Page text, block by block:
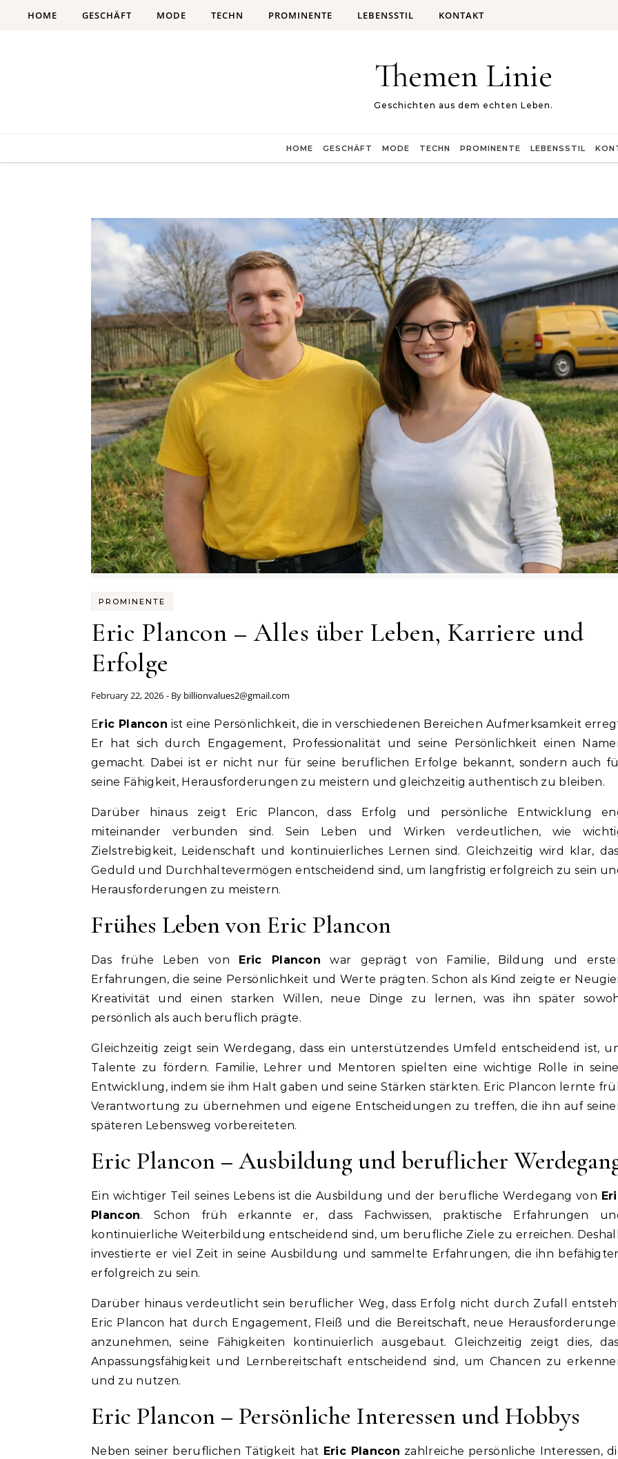
HOME GESCHÄFT MODE TECHN PROMINENTE LEBENSSTIL KONTAKT
Themen Linie
Geschichten aus dem echten Leben.
HOME GESCHÄFT MODE TECHN PROMINENTE LEBENSSTIL
PROMINENTE
Eric Plancon – Alles über Leben, Karriere und
Erfolge
February 22, 2026 - By billionvalues2@gmail.com
Eric Plancon ist eine Persönlichkeit, die in verschiedenen Bereichen Aufmerksamkeit
Er hat sich durch Engagement, Professionalität und seine Persönlichkeit einen
gemacht. Dabei ist er nicht nur für seine beruflichen Erfolge bekannt, sondern auch
seine Fähigkeit, Herausforderungen zu meistern und gleichzeitig authentisch zu bleiben.
Darüber hinaus zeigt Eric Plancon, dass Erfolg und persönliche Entwicklung
miteinander verbunden sind. Sein Leben und Wirken verdeutlichen, wie
Zielstrebigkeit, Leidenschaft und kontinuierliches Lernen sind. Gleichzeitig wird klar,
Geduld und Durchhaltevermögen entscheidend sind, um langfristig erfolgreich zu sein
Herausforderungen zu meistern.
Frühes Leben von Eric Plancon
Das frühe Leben von Eric Plancon war geprägt von Familie, Bildung und
Erfahrungen, die seine Persönlichkeit und Werte prägten. Schon als Kind zeigte er
Kreativität und einen starken Willen, neue Dinge zu lernen, was ihn später
persönlich als auch beruflich prägte.
Gleichzeitig zeigt sein Werdegang, dass ein unterstützendes Umfeld entscheidend ist,
Talente zu fördern. Familie, Lehrer und Mentoren spielten eine wichtige Rolle in
Entwicklung, indem sie ihm Halt gaben und seine Stärken stärkten. Eric Plancon lernte
Verantwortung zu übernehmen und eigene Entscheidungen zu treffen, die ihn auf
späteren Lebensweg vorbereiteten.
Eric Plancon – Ausbildung und beruflicher
Ein wichtiger Teil seines Lebens ist die Ausbildung und der berufliche Werdegang von
Plancon. Schon früh erkannte er, dass Fachwissen, praktische Erfahrungen
kontinuierliche Weiterbildung entscheidend sind, um berufliche Ziele zu erreichen.
investierte er viel Zeit in seine Ausbildung und sammelte Erfahrungen, die ihn
erfolgreich zu sein.
Darüber hinaus verdeutlicht sein beruflicher Weg, dass Erfolg nicht durch Zufall
Eric Plancon hat durch Engagement, Fleiß und die Bereitschaft, neue
anzunehmen, seine Fähigkeiten kontinuierlich ausgebaut. Gleichzeitig zeigt dies,
Anpassungsfähigkeit und Lernbereitschaft entscheidend sind, um Chancen zu
und zu nutzen.
Eric Plancon – Persönliche Interessen und Hobbys
Neben seiner beruflichen Tätigkeit hat Eric Plancon zahlreiche persönliche Interessen,